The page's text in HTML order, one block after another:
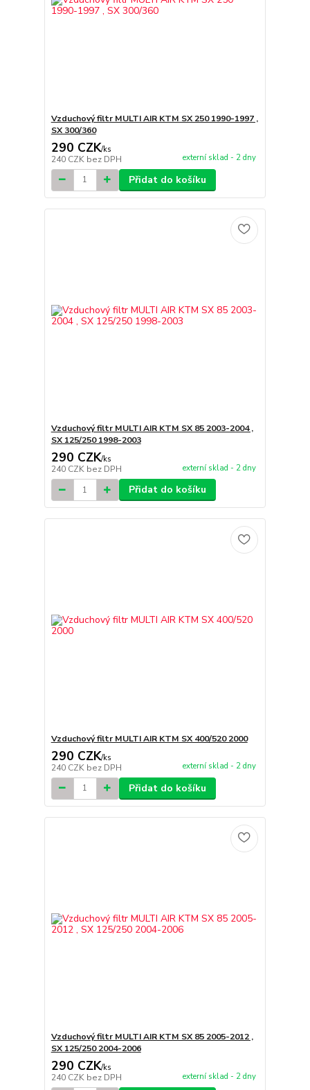
Vzduchový filtr MULTI AIR KTM SX 250 1990-1997 ,
SX 300/360
290 CZK/ks
240 CZK bez DPH externí sklad - 2 dny
Přidat do košíku
Vzduchový filtr MULTI AIR KTM SX 85 2003-2004 ,
SX 125/250 1998-2003
290 CZK/ks
240 CZK bez DPH externí sklad - 2 dny
Přidat do košíku
Vzduchový filtr MULTI AIR KTM SX 400/520 2000
290 CZK/ks
240 CZK bez DPH externí sklad - 2 dny
Přidat do košíku
Vzduchový filtr MULTI AIR KTM SX 85 2005-2012 ,
SX 125/250 2004-2006
290 CZK/ks
240 CZK bez DPH externí sklad - 2 dny